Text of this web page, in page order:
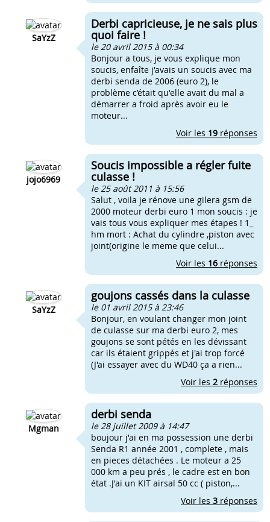
SaYzZ
Derbi capricieuse, je ne sais plus
quoi faire !
le 20 avril 2015 à 00:34
Bonjour a tous, je vous explique mon
soucis, enfaîte j'avais un soucis avec ma
derbi senda de 2006 (euro 2), le
problème c’était qu'elle avait du mal a
démarrer a froid après avoir eu le
moteur...
Voir les 19 réponses
jojo6969
Soucis impossible a régler fuite
culasse !
le 25 août 2011 à 15:56
Salut , voila je rénove une gilera gsm de
2000 moteur derbi euro 1 mon soucis : je
vais tous vous expliquer mes étapes ! 1_
hm mort : Achat du cylindre ,piston avec
joint(origine le meme que celui...
Voir les 16 réponses
SaYzZ
goujons cassés dans la culasse
le 01 avril 2015 à 23:46
Bonjour, en voulant changer mon joint
de culasse sur ma derbi euro 2, mes
goujons se sont pétés en les dévissant
car ils étaient grippés et j'ai trop forcé
(J'ai essayer avec du WD40 ça a rien...
Voir les 2 réponses
Mgman
derbi senda
le 28 juillet 2009 à 14:47
boujour j'ai en ma possession une derbi
Senda R1 année 2001 , complete , mais
en pieces détachées . Le moteur a 25
000 km a peu prés , le cadre est en bon
état .J'ai un KIT airsal 50 cc ( piston,...
Voir les 3 réponses